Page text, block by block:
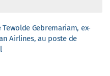
Gebremariam, ex-
Airlines, au poste de